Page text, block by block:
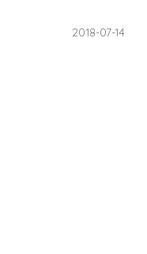
2018-07-14